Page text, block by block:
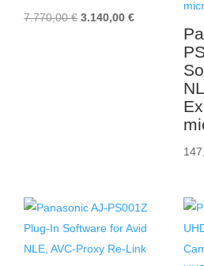
7.770,00€ Ursprünglicher
3.140,00€Aktueller
3.140,00 €.